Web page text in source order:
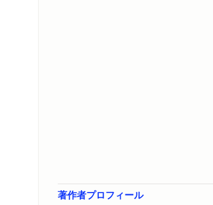
著作者プロフィール